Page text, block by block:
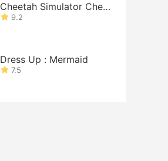
Cheetah Simulator Chee
tah Game
9.2
Dress Up : Mermaid
7.5